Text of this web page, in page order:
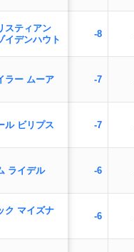
スティアン
イデンハウト
ラー ムーア
ル ビリプス
ライデル
ク マイズナ
-8
-7
-7
-6
-6